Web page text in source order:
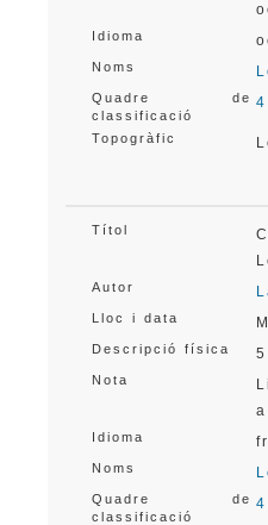
Idioma
Noms
Quadre de
classificació
Topogràfic
Títol
Autor
Lloc i data
Descripció física
Nota
Idioma
Noms
Quadre de
classificació